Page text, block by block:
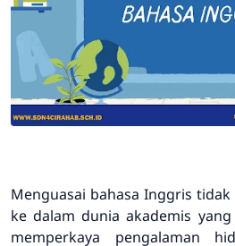
Menguasai bahasa Inggris
ke dalam dunia akademis
memperkaya pengalaman